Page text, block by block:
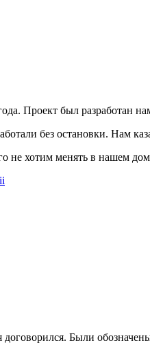
Проект был разработан
без остановки. Нам
не хотим менять в нашем
Были